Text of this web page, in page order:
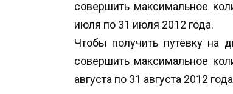
совершить максимальное
июля по 31 июля 2012 года.
Чтобы получить путёвку на
совершить максимальное
августа по 31 августа 2012